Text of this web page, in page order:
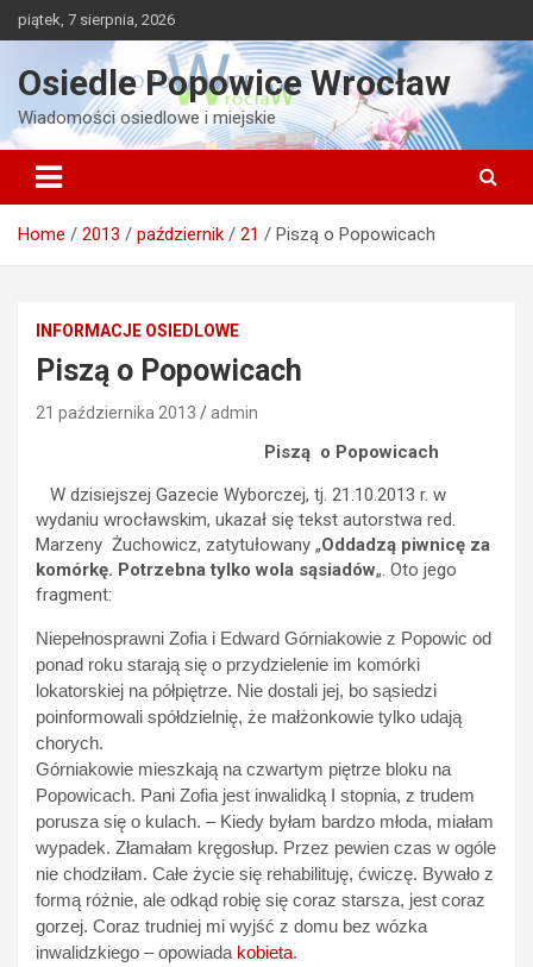
Skip
to
piątek, 7 sierpnia, 2026
Osiedle Popowice Wrocław
Wiadomości osiedlowe i miejskie
Home 2013 październik 21 Piszą o Popowicach
INFORMACJE OSIEDLOWE
Piszą o Popowicach
21 października 2013 admin
Piszą o Popowicach
W dzisiejszej Gazecie Wyborczej, tj. 21.10.2013 r. w
wydaniu wrocławskim, ukazał się tekst autorstwa red.
Marzeny Żuchowicz, zatytułowany „Oddadzą piwnicę za
komórkę. Potrzebna tylko wola sąsiadów„. Oto jego
fragment:
Niepełnosprawni Zofia i Edward Górniakowie z Popowic od
ponad roku starają się o przydzielenie im komórki
lokatorskiej na półpiętrze. Nie dostali jej, bo sąsiedzi
poinformowali spółdzielnię, że małżonkowie tylko udają
chorych.
Górniakowie mieszkają na czwartym piętrze bloku na
Popowicach. Pani Zofia jest inwalidką I stopnia, z trudem
porusza się o kulach. – Kiedy byłam bardzo młoda, miałam
wypadek. Złamałam kręgosłup. Przez pewien czas w ogóle
nie chodziłam. Całe życie się rehabilituję, ćwiczę. Bywało z
formą różnie, ale odkąd robię się coraz starsza, jest coraz
gorzej. Coraz trudniej mi wyjść z domu bez wózka
inwalidzkiego – opowiada kobieta.